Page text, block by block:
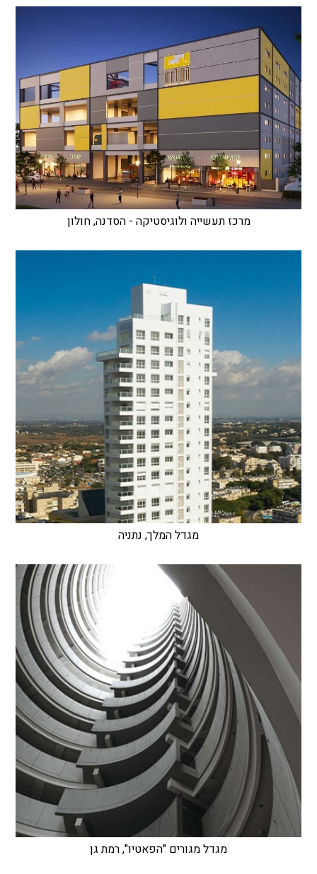
מרכז תעשייה ולוגיסטיקה - הסדנה, חולון
מגדל המלך, נתניה
מגדל מגורים "הפאטיו", רמת גן